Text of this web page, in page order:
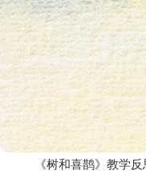
《树和喜鹊》教学反